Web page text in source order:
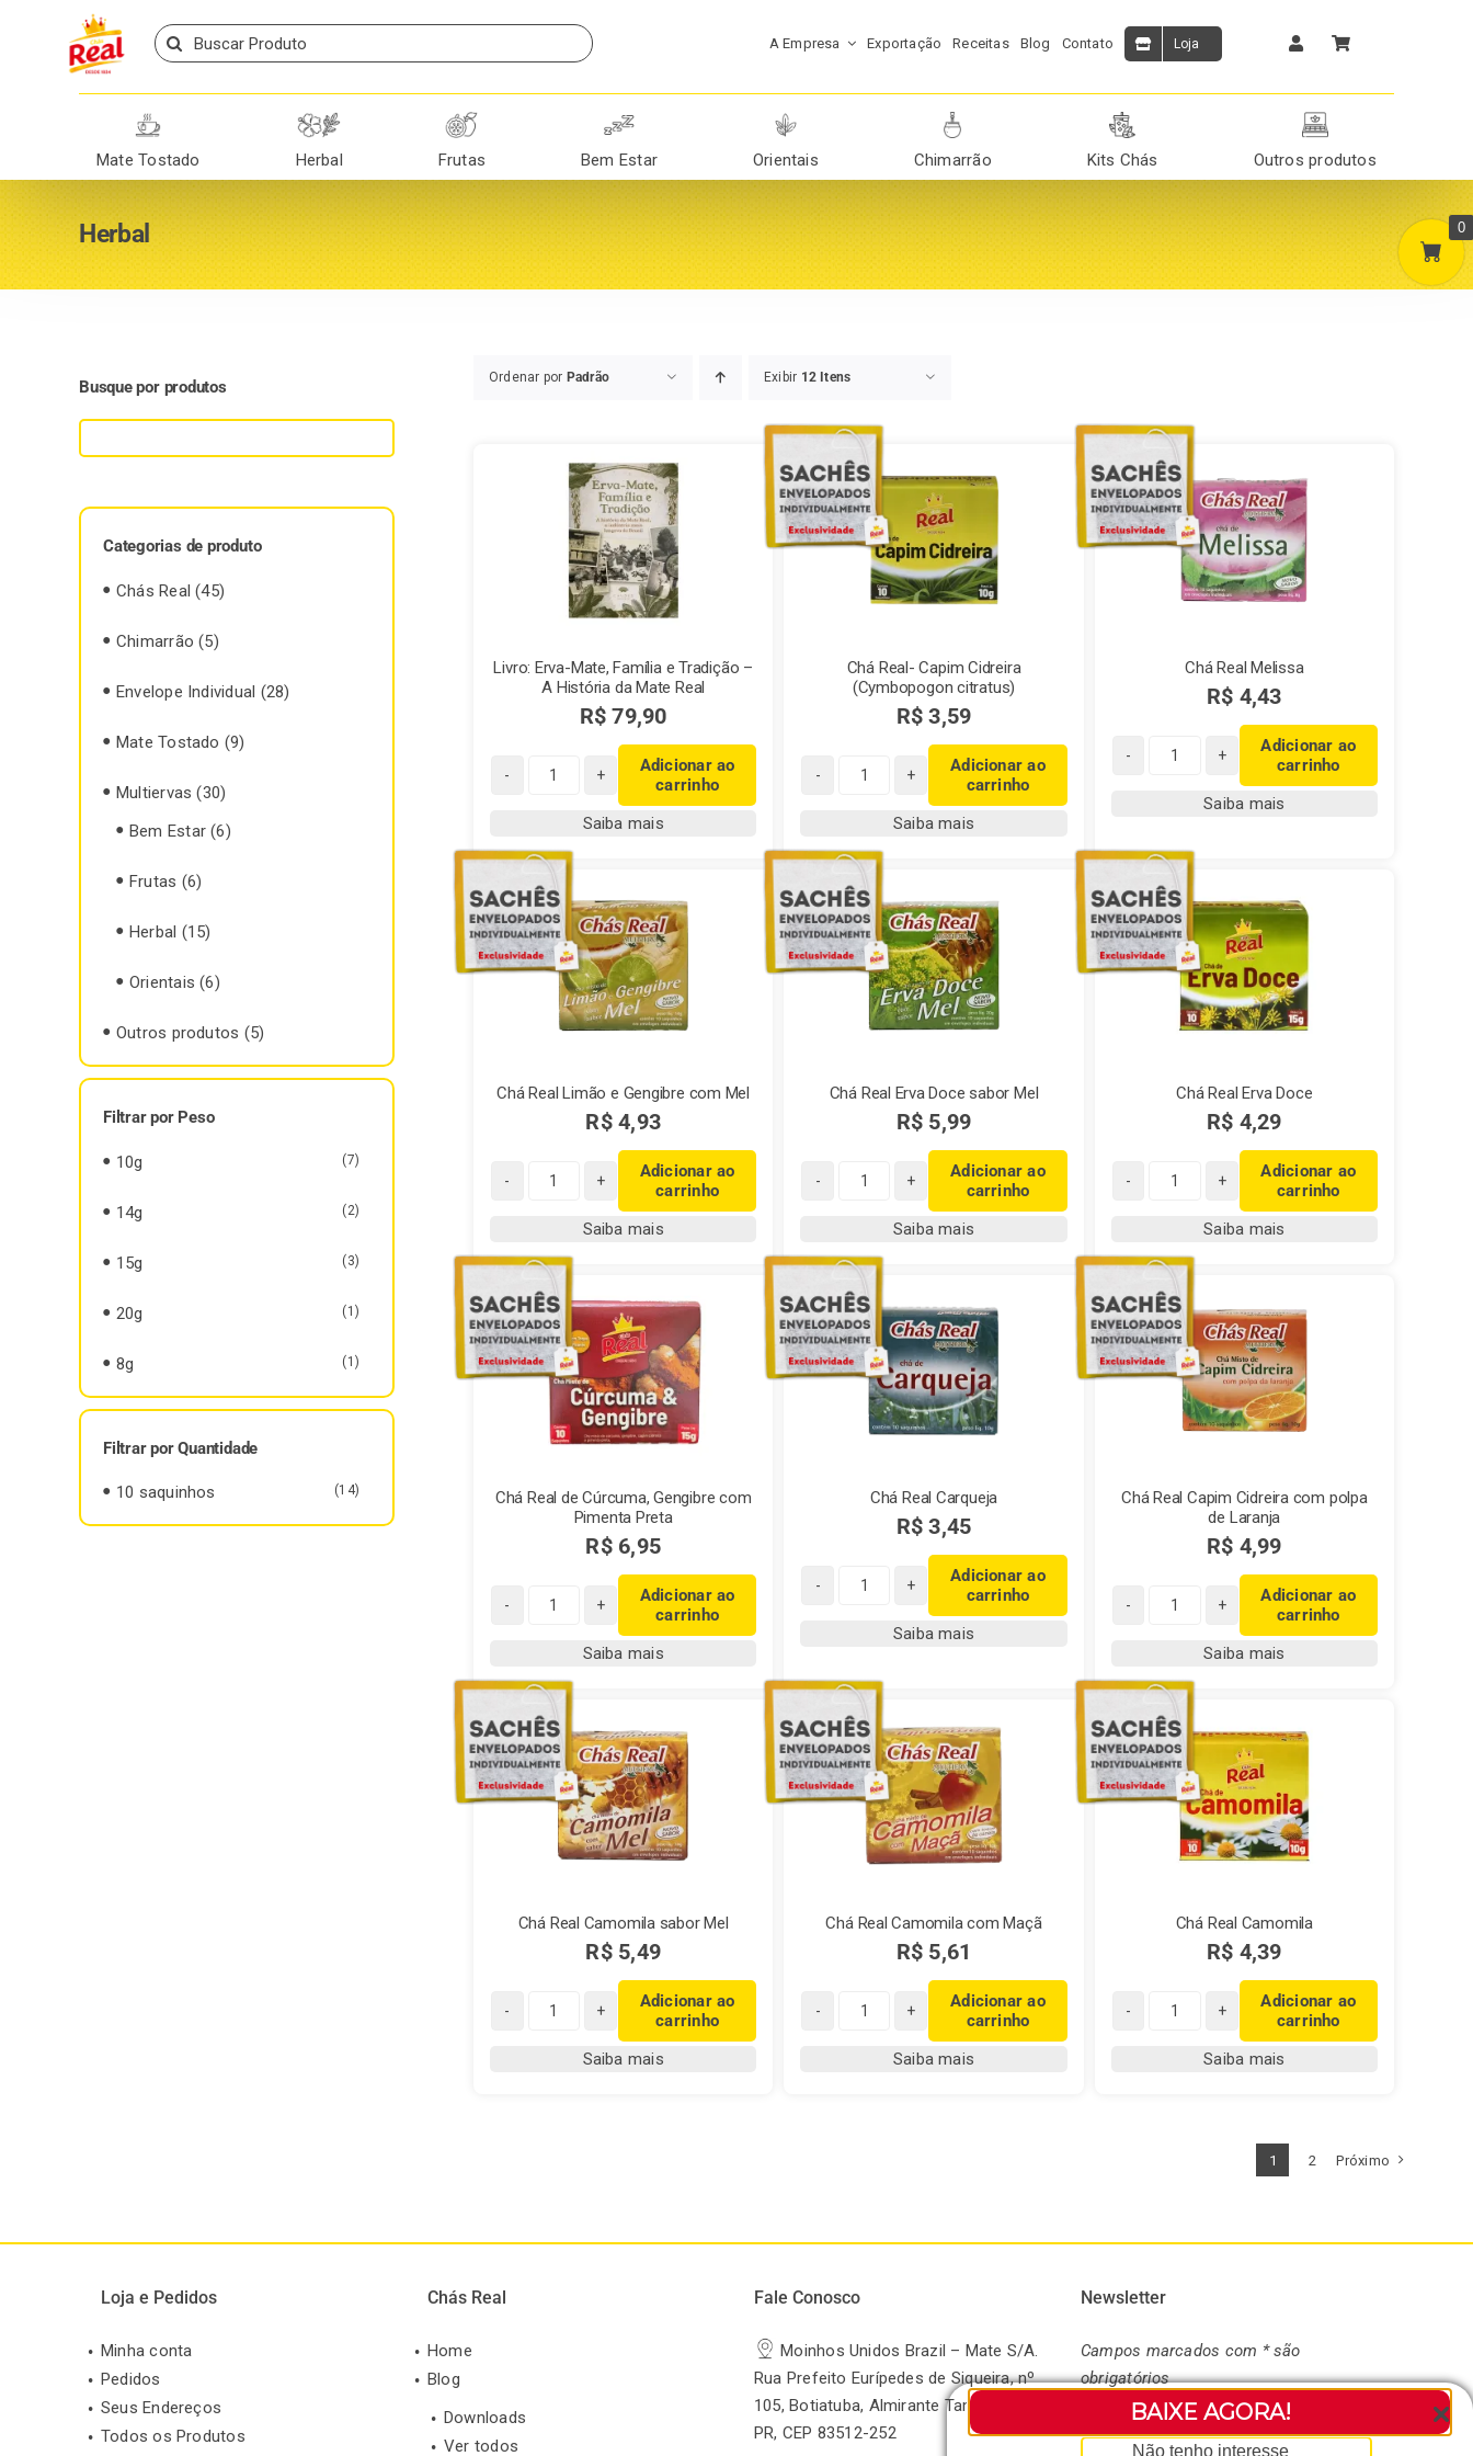
BAIXE AGORA!
Não tenho interesse
Search
for:
A Empresa Exportação Receitas Blog Contato Loja
Mate Tostado Herbal Frutas Bem Estar Orientais Chimarrão Kits Chás Outros produtos
Herbal
Ordenar por Padrão Exibir 12 Itens
Livro: Erva-Mate, Família e Tradição –
A História da Mate Real
R$ 79,90
Livro:
Erva-
Família
e
Tradição
–
A
História
da
Real
quantidade
Adicionar ao
carrinho
Saiba mais
Chá Real- Capim Cidreira
(Cymbopogon citratus)
R$ 3,59
Chá
Real-
Cidreira
(Cymbopogon
citratus)
quantidade
Adicionar ao
carrinho
Saiba mais
Chá Real Melissa
R$ 4,43
Chá
Real
quantidade
Adicionar ao
carrinho
Saiba mais
Chá Real Limão e Gengibre com Mel
R$4,93
Chá
Gengibre
com
Mel
quantidade
Adicionar ao
carrinho
Saiba mais
Chá Real Erva Doce sabor Mel
R$ 5,99
Chá
Real
Doce
sabor
Mel
quantidade
Adicionar ao
carrinho
Saiba mais
Chá Real Erva Doce
R$ 4,29
Chá
Real
Doce
quantidade
Adicionar ao
carrinho
Saiba mais
Chá Real de Cúrcuma, Gengibre com
Pimenta Preta
R$6,95
Chá
Real
Cúrcuma,
Gengibre
com
Pimenta
Preta
quantidade
Adicionar ao
carrinho
Saiba mais
Chá Real Carqueja
R$ 3,45
Chá
Real
quantidade
Adicionar ao
carrinho
Saiba mais
Chá Real Capim Cidreira com polpa
de Laranja
R$ 4,99
Chá
Real
Cidreira
com
polpa
de
Laranja
quantidade
Adicionar ao
carrinho
Saiba mais
Chá Real Camomila sabor Mel
R$5,49
Chá
Real
Adicionar ao
carrinho
Saiba mais
Chá Real Camomila com Maçã
R$ 5,61
Chá
Real
Adicionar ao
carrinho
Saiba mais
Chá Real Camomila
R$ 4,39
Chá
Real
Adicionar ao
carrinho
Saiba mais
1 2 Próximo
Busque por produtos
Categorias de produto
Chás Real (45)
Chimarrão (5)
Envelope Individual (28)
Mate Tostado (9)
Multiervas (30)
Bem Estar (6)
Frutas (6)
Herbal (15)
Orientais (6)
Outros produtos (5)
Filtrar por Peso
10g (7)
14g (2)
15g (3)
20g (1)
8g (1)
Filtrar por Quantidade
10 saquinhos (14)
Loja e Pedidos
Minha conta
Pedidos
Seus Endereços
Todos os Produtos
Chás Real
Home
Blog
Downloads
Ver todos
Fale Conosco
Moinhos Unidos Brazil – Mate S/A.
Rua Prefeito Eurípedes de Siqueira, nº
105, Botiatuba, Almirante Tamandaré-
PR, CEP 83512-252
Newsletter
Campos marcados com * são
obrigatórios
* Seu nome:
0